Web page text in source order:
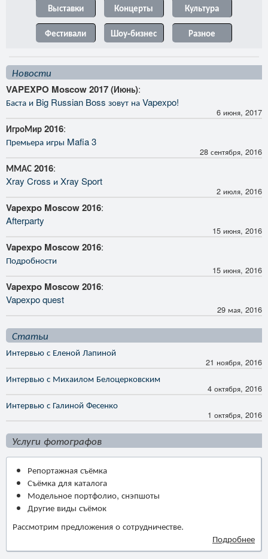
Выставки Концерты
Культура
Фестивали
Шоу-бизнес Разное
Новости
VAPEXPO Moscow 2017 (Июнь):
Баста и Big Russian Boss зовут на Vapexpo!
6 июня, 2017
ИгроМир 2016:
Премьера игры Mafia 3
28 сентября, 2016
ММАС 2016:
Xray Cross и Xray Sport
2 июля, 2016
Vapexpo Moscow 2016:
Afterparty
15 июня, 2016
Vapexpo Moscow 2016:
Подробности
15 июня, 2016
Vapexpo Moscow 2016:
Vapexpo quest
29 мая, 2016
Статьи
Интервью с Еленой Лапиной
21 ноября, 2016
Интервью с Михаилом Белоцерковским
4 октября, 2016
Интервью с Галиной Фесенко
1 октября, 2016
Услуги фотографов
Репортажная съёмка
Съёмка для каталога
Модельное портфолио, снэпшоты
Другие виды съёмок
Рассмотрим предложения о сотрудничестве.
Подробнее